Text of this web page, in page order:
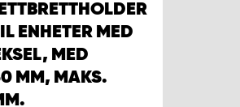
ENHETER MED
MED
MM, MAKS.